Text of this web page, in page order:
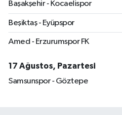
Başakşehir - Kocaelispor
Beşiktaş - Eyüpspor
Amed - Erzurumspor FK
17 Ağustos, Pazartesi
Samsunspor - Göztepe